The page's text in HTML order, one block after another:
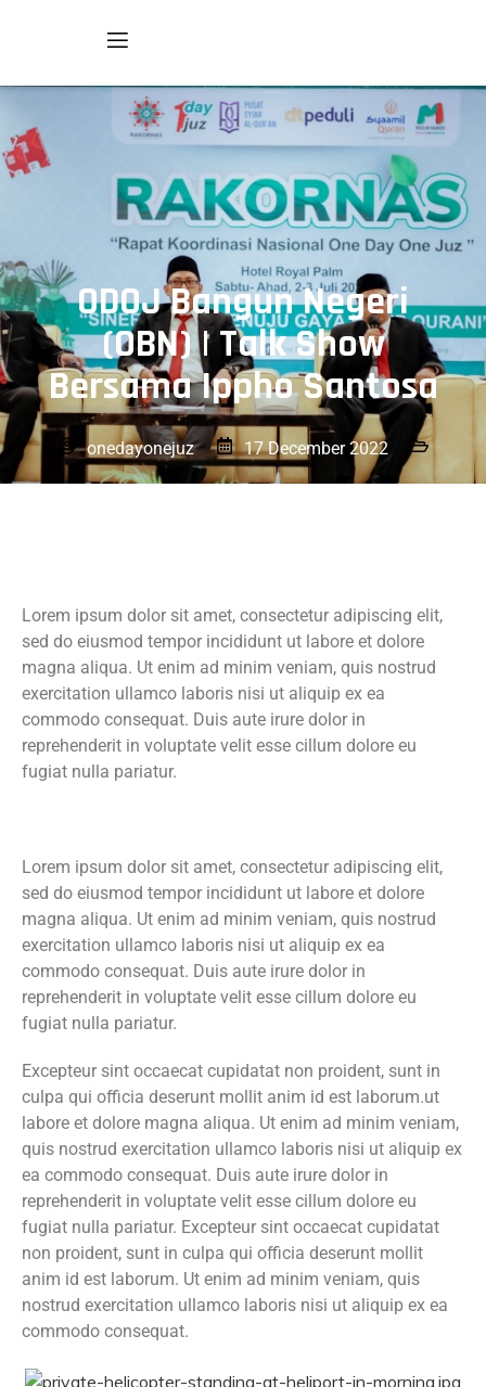
ODOJ Bangun Negeri
(OBN) | Talk Show
Bersama Ippho Santosa
onedayonejuz 17 December 2022
Lorem ipsum dolor sit amet, consectetur adipiscing elit,
sed do eiusmod tempor incididunt ut labore et dolore
magna aliqua. Ut enim ad minim veniam, quis nostrud
exercitation ullamco laboris nisi ut aliquip ex ea
commodo consequat. Duis aute irure dolor in
reprehenderit in voluptate velit esse cillum dolore eu
fugiat nulla pariatur.
Lorem ipsum dolor sit amet, consectetur adipiscing elit,
sed do eiusmod tempor incididunt ut labore et dolore
magna aliqua. Ut enim ad minim veniam, quis nostrud
exercitation ullamco laboris nisi ut aliquip ex ea
commodo consequat. Duis aute irure dolor in
reprehenderit in voluptate velit esse cillum dolore eu
fugiat nulla pariatur.
Excepteur sint occaecat cupidatat non proident, sunt in
culpa qui officia deserunt mollit anim id est laborum.ut
labore et dolore magna aliqua. Ut enim ad minim veniam,
quis nostrud exercitation ullamco laboris nisi ut aliquip ex
ea commodo consequat. Duis aute irure dolor in
reprehenderit in voluptate velit esse cillum dolore eu
fugiat nulla pariatur. Excepteur sint occaecat cupidatat
non proident, sunt in culpa qui officia deserunt mollit
anim id est laborum. Ut enim ad minim veniam, quis
nostrud exercitation ullamco laboris nisi ut aliquip ex ea
commodo consequat.